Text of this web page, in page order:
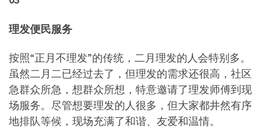
理发便民服务
按照“正月不理发”的传统，二月理发的人会特别多。
虽然二月二已经过去了，但理发的需求还很高，社区
急群众所急，想群众所想，特意邀请了理发师傅到现
场服务。尽管想要理发的人很多，但大家都井然有序
地排队等候，现场充满了和谐、友爱和温情。